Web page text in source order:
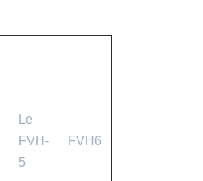
Le
FVH-
5
FVH6